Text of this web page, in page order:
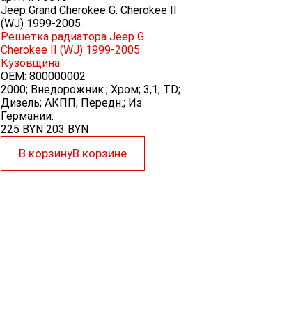
Jeep Grand Cherokee G. Cherokee II
(WJ) 1999-2005
Решетка радиатора Jeep G.
Cherokee II (WJ) 1999-2005
Кузовщина
OEM: 800000002
2000; Внедорожник.; Хром; 3,1; TD;
Дизель; АКПП; Передн.; Из
Германии.
225 BYN 203 BYN
В корзинуВ корзине